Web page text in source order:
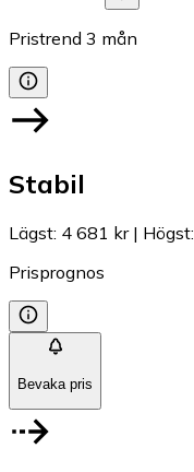
Pristrend 3 mån
Stabil
Lägst: 4 681 kr| Högst:
Prisprognos
Bevaka pris